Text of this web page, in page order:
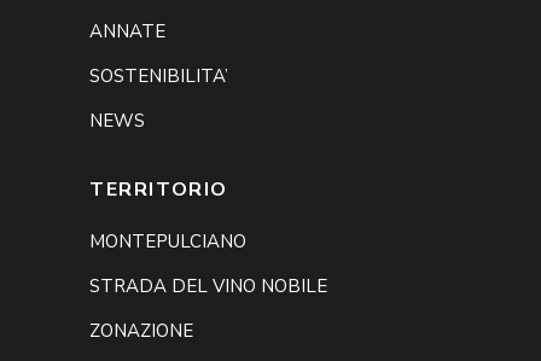
ANNATE
SOSTENIBILITA’
NEWS
TERRITORIO
MONTEPULCIANO
STRADA DEL VINO NOBILE
ZONAZIONE